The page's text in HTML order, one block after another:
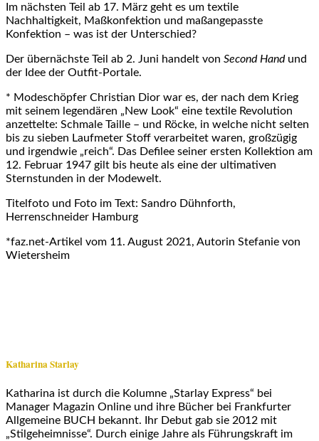
Im nächsten Teil ab 17. März geht es um textile
Nachhaltigkeit, Maßkonfektion und maßangepasste
Konfektion – was ist der Unterschied?
Der übernächste Teil ab 2. Juni handelt von Second Handund
der Idee der Outfit-Portale.
* Modeschöpfer Christian Dior war es, der nach dem Krieg
mit seinem legendären „New Look“ eine textile Revolution
anzettelte: Schmale Taille – und Röcke, in welche nicht selten
bis zu sieben Laufmeter Stoff verarbeitet waren, großzügig
und irgendwie „reich“. Das Defilee seiner ersten Kollektion am
12. Februar 1947 gilt bis heute als eine der ultimativen
Sternstunden in der Modewelt.
Titelfoto und Foto im Text: Sandro Dühnforth,
Herrenschneider Hamburg
*faz.net-Artikel vom 11. August 2021, Autorin Stefanie von
Wietersheim
Katharina Starlay
Katharina ist durch die Kolumne „Starlay Express“ bei
Manager Magazin Online und ihre Bücher bei Frankfurter
Allgemeine BUCH bekannt. Ihr Debut gab sie 2012 mit
„Stilgeheimnisse“. Durch einige Jahre als Führungskraft im